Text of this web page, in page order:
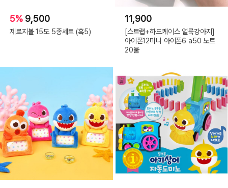
5% 9,500
제로지볼 15도 5종세트 (흑5)
11,900
[스트랩+하드케이스 얼룩강아지]
아이폰12미니 아이폰6 a50 노트
20울